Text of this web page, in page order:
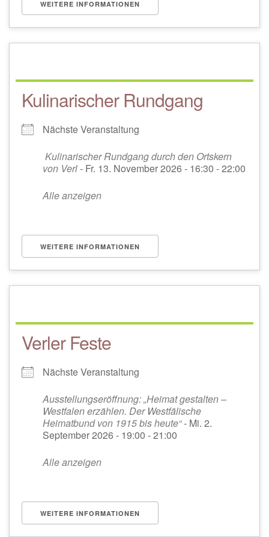
WEITERE INFORMATIONEN
Kulinarischer Rundgang
Nächste Veranstaltung
Kulinarischer Rundgang durch den Ortskern
von Verl- Fr. 13. November 2026 - 16:30 - 22:00
Alle anzeigen
WEITERE INFORMATIONEN
Verler Feste
Nächste Veranstaltung
Ausstellungseröffnung: „Heimat gestalten –
Westfalen erzählen. Der Westfälische
Heimatbund von 1915 bis heute“- Mi. 2.
September 2026 - 19:00 - 21:00
Alle anzeigen
WEITERE INFORMATIONEN